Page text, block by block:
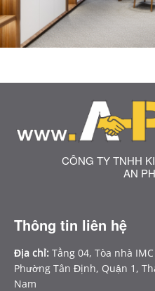
CÔNG TY TNHH
AN
Thông tin liên hệ
Địa chỉ: Tầng 04, Tòa nhà
Phường Tân Định, Quận 1,
Nam